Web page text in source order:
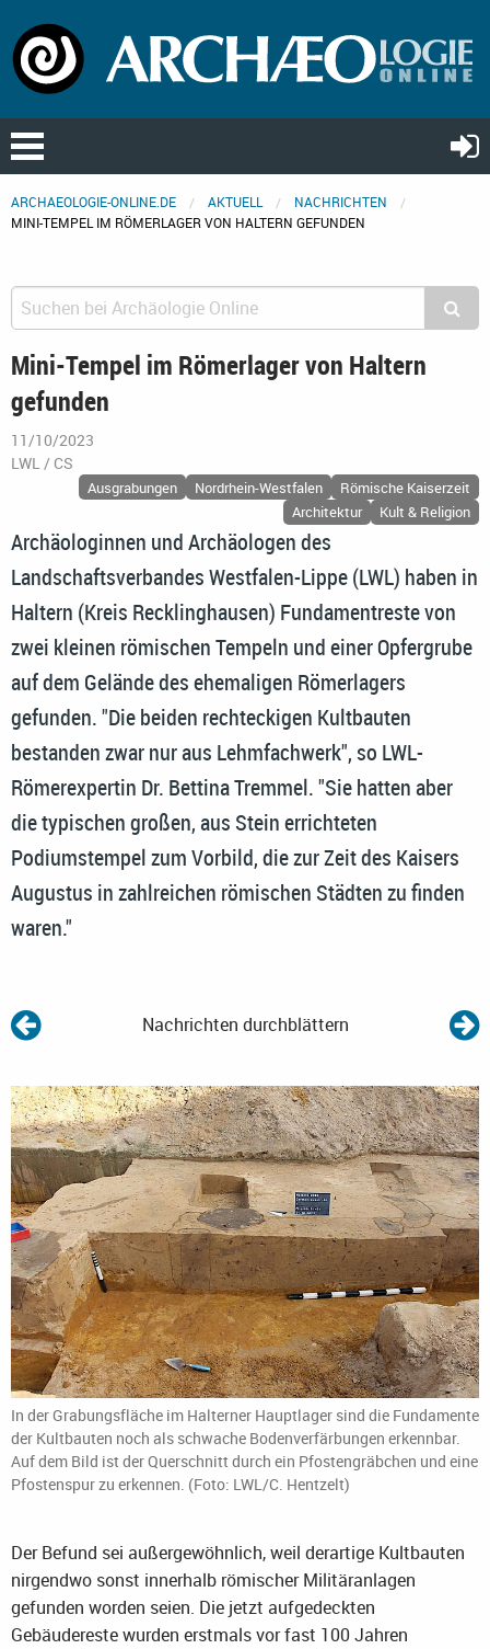
ARCHAEOLOGIE-ONLINE.DE AKTUELL
NACHRICHTEN
MINI-TEMPEL IM RÖMERLAGER VON HALTERN GEFUNDEN
Mini-Tempel im Römerlager von Haltern
gefunden
11/10/2023
LWL / CS
Ausgrabungen Nordrhein-Westfalen
Römische Kaiserzeit
Architektur
Kult & Religion
Archäologinnen und Archäologen des
Landschaftsverbandes Westfalen-Lippe (LWL) haben in
Haltern (Kreis Recklinghausen) Fundamentreste von
zwei kleinen römischen Tempeln und einer Opfergrube
auf dem Gelände des ehemaligen Römerlagers
gefunden. "Die beiden rechteckigen Kultbauten
bestanden zwar nur aus Lehmfachwerk", so LWL-
Römerexpertin Dr. Bettina Tremmel. "Sie hatten aber
die typischen großen, aus Stein errichteten
Podiumstempel zum Vorbild, die zur Zeit des Kaisers
Augustus in zahlreichen römischen Städten zu finden
waren."
Nachrichten durchblättern
In der Grabungsfläche im Halterner Hauptlager sind die Fundamente
der Kultbauten noch als schwache Bodenverfärbungen erkennbar.
Auf dem Bild ist der Querschnitt durch ein Pfostengräbchen und eine
Pfostenspur zu erkennen. (Foto: LWL/C. Hentzelt)
Der Befund sei außergewöhnlich, weil derartige Kultbauten
nirgendwo sonst innerhalb römischer Militäranlagen
gefunden worden seien. Die jetzt aufgedeckten
Gebäudereste wurden erstmals vor fast 100 Jahren